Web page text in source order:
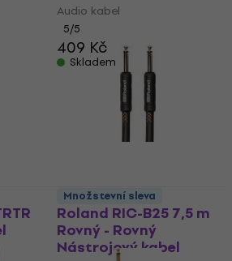
Audio kabel
5/5
409 Kč
Skladem
Roland RIC-B25 7,5 m
Rovný - Rovný
Nástrojový kabel
Množstevní sleva